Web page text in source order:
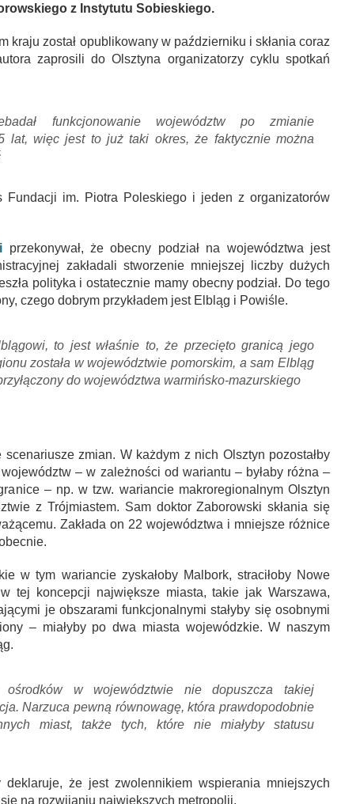
z Instytutu Sobieskiego.
kraju został opublikowany w październiku i skłania coraz
zaprosili do Olsztyna organizatorzy cyklu spotkań
funkcjonowanie województw po zmianie
lat, więc jest to już taki okres, że faktycznie można
Fundacji im. Piotra Poleskiego i jeden z organizatorów
przekonywał, że obecny podział na województwa jest
zakładali stworzenie mniejszej liczby dużych
polityka i ostatecznie mamy obecny podział. Do tego
czego dobrym przykładem jest Elbląg i Powiśle.
to jest właśnie to, że przecięto granicą jego
została w województwie pomorskim, a sam Elbląg
do województwa warmińsko-mazurskiego
zmian. W każdym z nich Olsztyn pozostałby
– w zależności od wariantu – byłaby różna –
– np. w tzw. wariancie makroregionalnym Olsztyn
z Trójmiastem. Sam doktor Zaborowski skłania się
Zakłada on 22 województwa i mniejsze różnice
w tym wariancie zyskałoby Malbork, straciłoby Nowe
tej koncepcji największe miasta, takie jak Warszawa,
je obszarami funkcjonalnymi stałyby się osobnymi
– miałyby po dwa miasta wojewódzkie. W naszym
ośrodków w województwie nie dopuszcza takiej
Narzuca pewną równowagę, która prawdopodobnie
miast, także tych, które nie miałyby statusu
deklaruje, że jest zwolennikiem wspierania mniejszych
na rozwijaniu największych metropolii.